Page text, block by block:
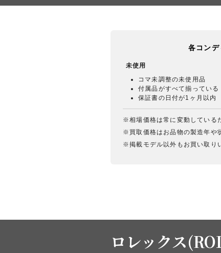
各コンデ
未使用
コマ未調整の未使用品
付属品がすべて揃っている
保証書の日付が1ヶ月以内
※相場価格は常に変動している
※買取価格はお品物の製造年や
※掲載モデル以外もお買い取り
ロレックス